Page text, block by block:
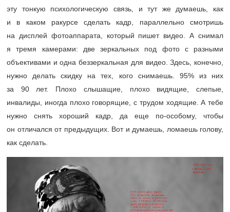
эту тонкую психологическую связь, и тут же думаешь, как
и в каком ракурсе сделать кадр, параллельно смотришь
на дисплей фотоаппарата, который пишет видео. А снимал
я тремя камерами: две зеркальных под фото с разными
объективами и одна беззеркальная для видео. Здесь, конечно,
нужно делать скидку на тех, кого снимаешь. 95% из них
за 90 лет. Плохо слышащие, плохо видящие, слепые,
инвалиды, иногда плохо говорящие, с трудом ходящие. А тебе
нужно снять хороший кадр, да еще по-особому, чтобы
он отличался от предыдущих. Вот и думаешь, ломаешь голову,
как сделать.